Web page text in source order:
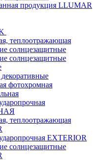
продукция LLUMAR
теплоотражающая
солнцезащитные
солнцезащитные
фотохромная
теплоотражающая
EXTERIOR
солнцезащитные